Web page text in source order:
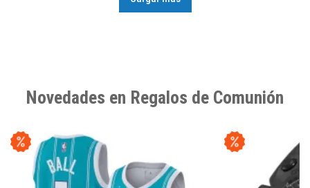
Novedades en Regalos de Comunión